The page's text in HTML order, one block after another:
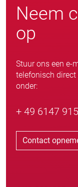
Neem
op
Stuur ons een e-
telefonisch
onder:
+ 49 6147
Contact